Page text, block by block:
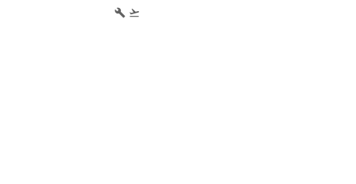
build flight_takeoff